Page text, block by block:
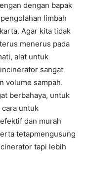
dengan bapak
limbah
Agar kita tidak
menerus pada
alat untuk
sangat
volume sampah.
berbahaya, untuk
cara untuk
dan murah
tetapmengusung
tapi lebih